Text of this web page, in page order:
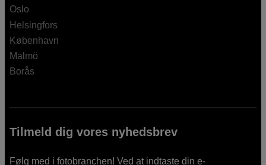
Oslo
Helsingfors
København
Malmö
Borås
Tilmeld dig vores nyhedsbrev
Følg med i fotobranchen! Ved at indtaste din e-